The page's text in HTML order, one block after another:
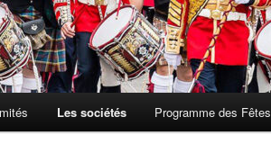
Les sociétés Programme des Fêtes